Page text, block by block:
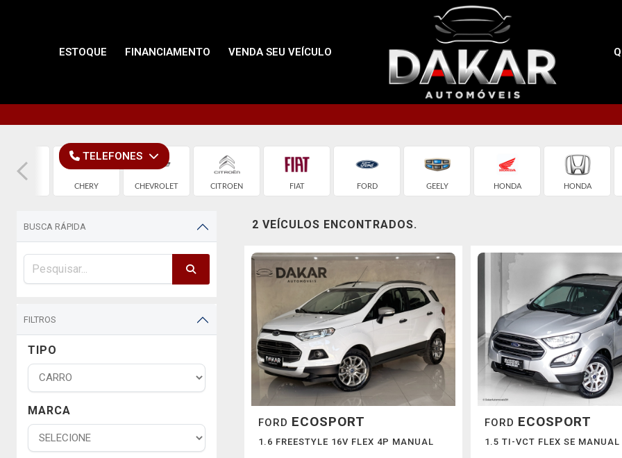
ESTOQUE FINANCIAMENTO VENDA SEU VEÍCULO
TELEFONES
BYD
CHERY
CHEVROLET CITROEN FIAT FORD GEELY HONDA HONDA
BUSCA RÁPIDA
FILTROS
TIPO
MARCA
2 VEÍCULOS ENCONTRADOS.
FORD ECOSPORT
1.6 FREESTYLE 16V FLEX 4P MANUAL
FORD ECOSPORT
1.5 TI-VCT FLEX SE MANUAL